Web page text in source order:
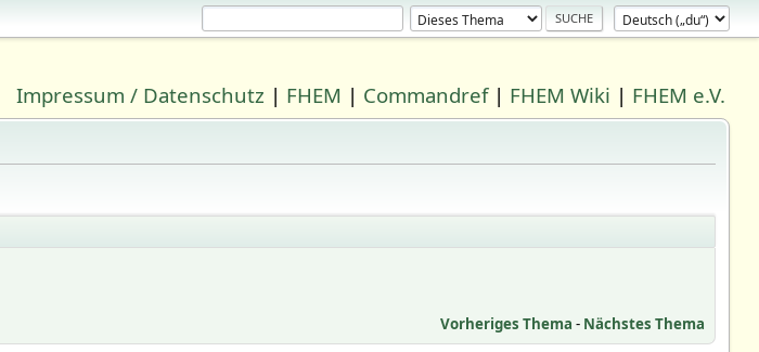
Impressum / Datenschutz | FHEM | Commandref| FHEM Wiki | FHEM e.V.
Vorheriges Thema - Nächstes Thema